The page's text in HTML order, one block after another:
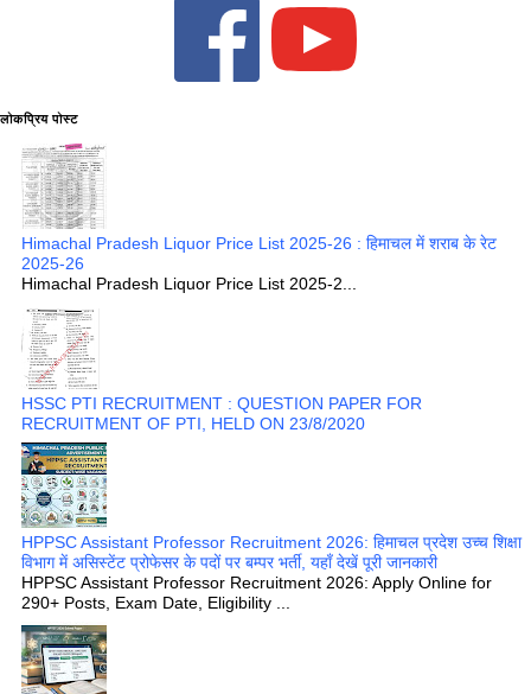
लोकप्रिय पोस्ट
Himachal Pradesh Liquor Price List 2025-26 : हिमाचल में शराब के रेट
2025-26
Himachal Pradesh Liquor Price List 2025-2...
HSSC PTI RECRUITMENT : QUESTION PAPER FOR
RECRUITMENT OF PTI, HELD ON 23/8/2020
HPPSC Assistant Professor Recruitment 2026: हिमाचल प्रदेश उच्च शिक्षा
विभाग में असिस्टेंट प्रोफेसर के पदों पर बम्पर भर्ती, यहाँ देखें पूरी जानकारी
HPPSC Assistant Professor Recruitment 2026: Apply Online for
290+ Posts, Exam Date, Eligibility ...